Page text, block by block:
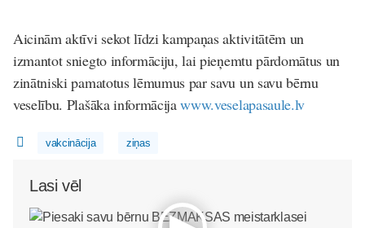
Aicinām aktīvi sekot līdzi kampaņas aktivitātēm un
izmantot sniegto informāciju, lai pieņemtu pārdomātus un
zinātniski pamatotus lēmumus par savu un savu bērnu
veselību. Plašāka informācijawww.veselapasaule.lv
vakcinācija ziņas
Lasi vēl